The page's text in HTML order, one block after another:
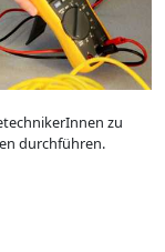
zu
durchführen.